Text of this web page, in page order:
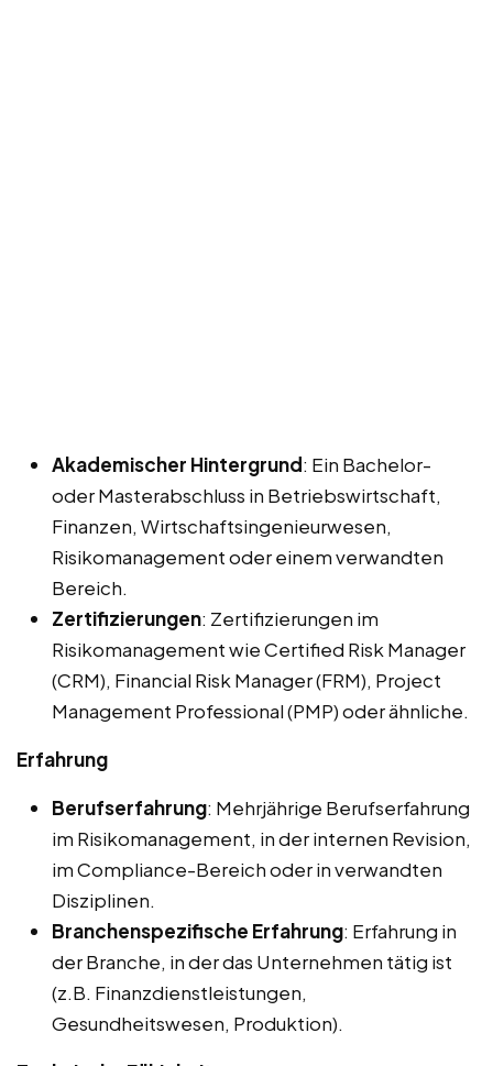
Akademischer Hintergrund: Ein Bachelor-
oder Masterabschluss in Betriebswirtschaft,
Finanzen, Wirtschaftsingenieurwesen,
Risikomanagement oder einem verwandten
Bereich.
Zertifizierungen: Zertifizierungen im
Risikomanagement wie Certified Risk Manager
(CRM), Financial Risk Manager (FRM), Project
Management Professional (PMP) oder ähnliche.
Erfahrung
Berufserfahrung: Mehrjährige Berufserfahrung
im Risikomanagement, in der internen Revision,
im Compliance-Bereich oder in verwandten
Disziplinen.
Branchenspezifische Erfahrung: Erfahrung in
der Branche, in der das Unternehmen tätig ist
(z.B. Finanzdienstleistungen,
Gesundheitswesen, Produktion).